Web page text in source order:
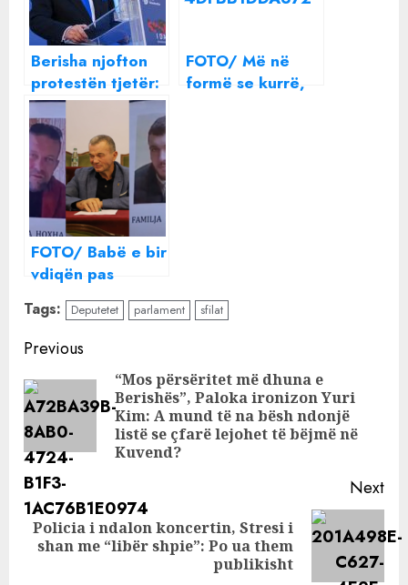
Berisha njofton
protestën tjetër:
Të gjithë para
Parlamentit të
hënën
FOTO/ Më në
formë se kurrë,
FOTO/ Babë e bir
vdiqën pas
shpërthimit në
biznesin e tij,
deputeti Bujar
Çela i rikthehet
parlamentit!
Tags: Deputetet parlament sfilat
Continue
Reading
Previous
“Mos përsëritet më dhuna e
Berishës”, Paloka ironizon Yuri
Kim: A mund të na bësh ndonjë
listë se çfarë lejohet të bëjmë në
Kuvend?
Next
Next
Policia i ndalon koncertin, Stresi i
shan me “libër shpie”: Po ua them
publikisht